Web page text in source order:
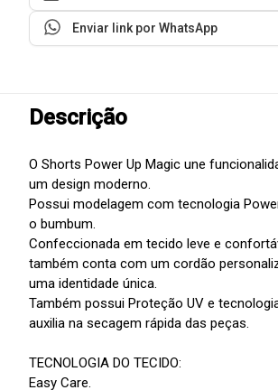
Enviar link por WhatsApp
Descrição
O Shorts Power Up Magic une
um design moderno.
Possui modelagem com tecnologia
o bumbum.
Confeccionada em tecido leve e
também conta com um cordão
uma identidade única.
Também possui Proteção UV e
auxilia na secagem rápida das peças.
TECNOLOGIA DO TECIDO:
Easy Care.